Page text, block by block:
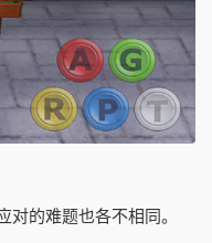
对的难题也各不相同。